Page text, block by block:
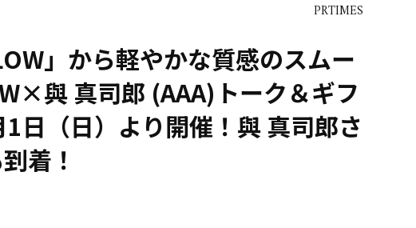
PRTIMES
」から軽やかな質感のスムー
與 真司郎 (AAA)トーク＆ギフ
日（日）より開催！與 真司郎さ
着！